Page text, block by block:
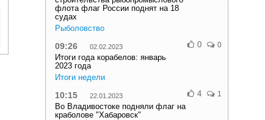
флота флаг России поднят на 18
судах
Рыболовство
09:26 02.02.2023
Итоги года корабелов: январь
2023 года
Итоги недели
0 0
10:15 22.01.2023
Во Владивостоке подняли флаг на
краболове "Хабаровск"
4 1